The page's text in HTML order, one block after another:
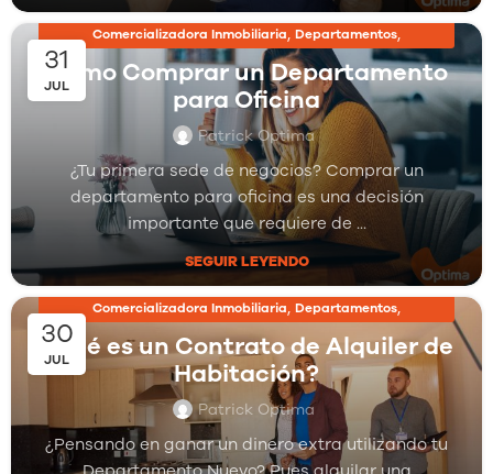
31
JUL
Comercializadora Inmobiliaria, Departamentos,
Inmobiliarias,Proyectos Inmobiliarios
Cómo Comprar un Departamento
para Oficina
Patrick Optima
¿Tu primera sede de negocios? Comprar un
departamento para oficina es una decisión
importante que requiere de ...
SEGUIR LEYENDO
30
JUL
Comercializadora Inmobiliaria, Departamentos,
Inmobiliarias , Proyectos Inmobiliarios
¿Qué es un Contrato de Alquiler de
Habitación?
Patrick Optima
¿Pensando en ganar un dinero extra utilizando tu